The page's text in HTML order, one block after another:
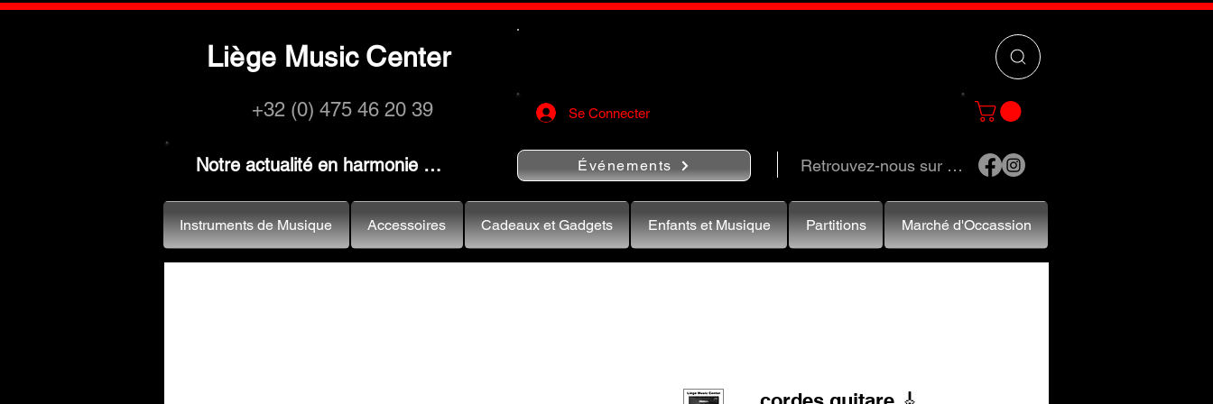
Liège Music Center
+32 (0) 475 46 20 39 Se Connecter
Notre actualité en harmonie … Événements Retrouvez-nous sur …
Instruments de Musique Accessoires Cadeaux et Gadgets Enfants et Musique Partitions Marché d'Occassion